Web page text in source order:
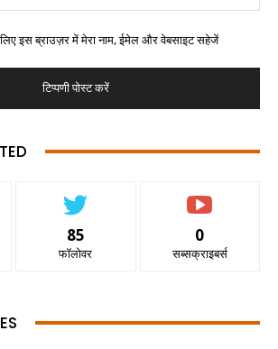
लिए इस ब्राउज़र में मेरा नाम, ईमेल और वेबसाइट सहेजें
85
फॉलोवर
0
सब्सक्राइबर्स